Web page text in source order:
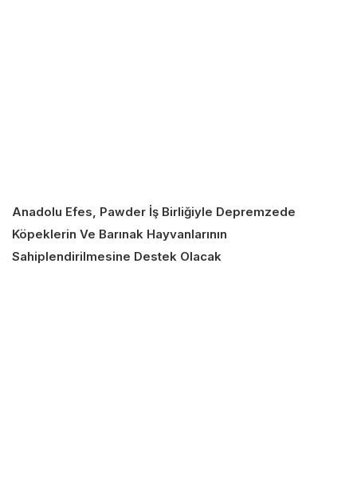
Anadolu Efes, Pawder İş Birliğiyle Depremzede
Köpeklerin Ve Barınak Hayvanlarının
Sahiplendirilmesine Destek Olacak